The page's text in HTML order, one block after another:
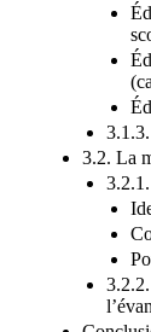
3.2. La